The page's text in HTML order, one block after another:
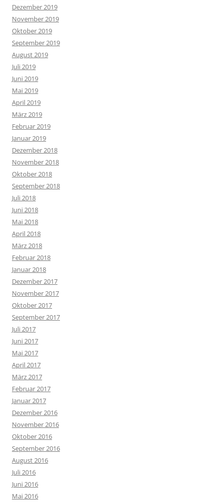
Dezember 2019
November 2019
Oktober 2019
September 2019
August 2019
Juli 2019
Juni 2019
Mai 2019
April 2019
März 2019
Februar 2019
Januar 2019
Dezember 2018
November 2018
Oktober 2018
September 2018
Juli 2018
Juni 2018
Mai 2018
April 2018
März 2018
Februar 2018
Januar 2018
Dezember 2017
November 2017
Oktober 2017
September 2017
Juli 2017
Juni 2017
Mai 2017
April 2017
März 2017
Februar 2017
Januar 2017
Dezember 2016
November 2016
Oktober 2016
September 2016
August 2016
Juli 2016
Juni 2016
Mai 2016